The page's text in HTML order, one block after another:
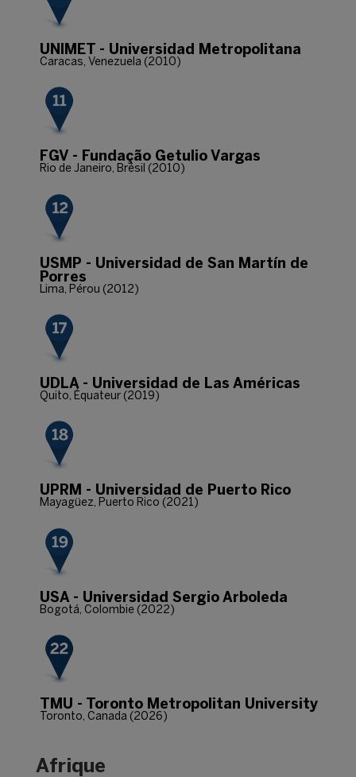
UNIMET - Universidad Metropolitana
Caracas, Venezuela (2010)
FGV - Fundação Getulio Vargas
Rio de Janeiro, Brésil (2010)
USMP - Universidad de San Martín de
Porres
Lima, Pérou (2012)
UDLA - Universidad de Las Américas
Quito, Équateur (2019)
UPRM - Universidad de Puerto Rico
Mayagüez, Puerto Rico (2021)
USA - Universidad Sergio Arboleda
Bogotá, Colombie (2022)
TMU - Toronto Metropolitan University
Toronto, Canada (2026)
Afrique